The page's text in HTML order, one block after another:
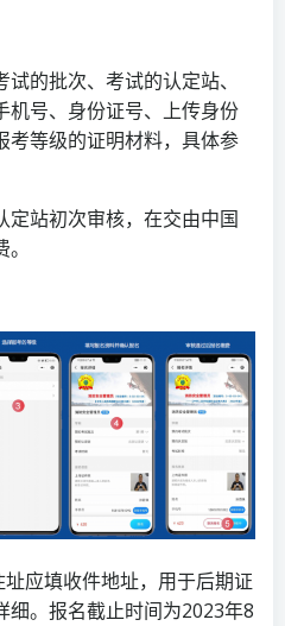
的批次、考试的认定站、
机号、身份证号、上传身份
考等级的证明材料，具体参
站初次审核，在交由中国
应填收件地址，用于后期证
细。报名截止时间为2023年8